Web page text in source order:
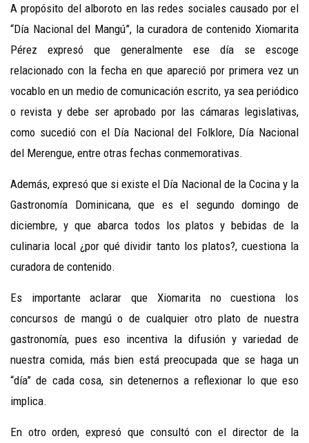
A propósito del alboroto en las redes sociales causado por el
“Día Nacional del Mangú”, la curadora de contenido Xiomarita
Pérez expresó que generalmente ese día se escoge
relacionado con la fecha en que apareció por primera vez un
vocablo en un medio de comunicación escrito, ya sea periódico
o revista y debe ser aprobado por las cámaras legislativas,
como sucedió con el Día Nacional del Folklore, Día Nacional
del Merengue, entre otras fechas conmemorativas.
Además, expresó que si existe el Día Nacional de la Cocina y la
Gastronomía Dominicana, que es el segundo domingo de
diciembre, y que abarca todos los platos y bebidas de la
culinaria local ¿por qué dividir tanto los platos?, cuestiona la
curadora de contenido.
Es importante aclarar que Xiomarita no cuestiona los
concursos de mangú o de cualquier otro plato de nuestra
gastronomía, pues eso incentiva la difusión y variedad de
nuestra comida, más bien está preocupada que se haga un
“día” de cada cosa, sin detenernos a reflexionar lo que eso
implica.
En otro orden, expresó que consultó con el director de la